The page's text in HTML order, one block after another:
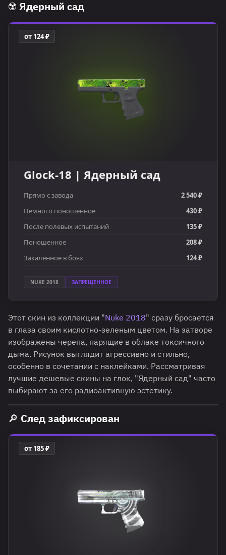
☢️ Ядерный сад
от 124 ₽
Glock-18 | Ядерный сад
Прямо с завода
2 540 ₽
Немного поношенное
430 ₽
После полевых испытаний
135 ₽
Поношенное
208 ₽
Закаленное в боях
124 ₽
NUKE 2018 ЗАПРЕЩЕННОЕ
Этот скин из коллекции "Nuke 2018" сразу бросается
в глаза своим кислотно-зеленым цветом. На затворе
изображены черепа, парящие в облаке токсичного
дыма. Рисунок выглядит агрессивно и стильно,
особенно в сочетании с наклейками. Рассматривая
лучшие дешевые скины на глок, "Ядерный сад" часто
выбирают за его радиоактивную эстетику.
🔎 След зафиксирован
от 185 ₽